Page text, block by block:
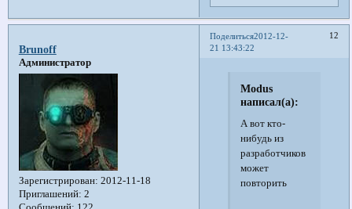
Поделиться 12
2012-12-
21 13:43:22
Brunoff
Администратор
Зарегистрирован: 2012-11-18
Приглашений: 2
Modus
написал(а):
А вот кто-
нибудь из
разработчиков
может
повторить